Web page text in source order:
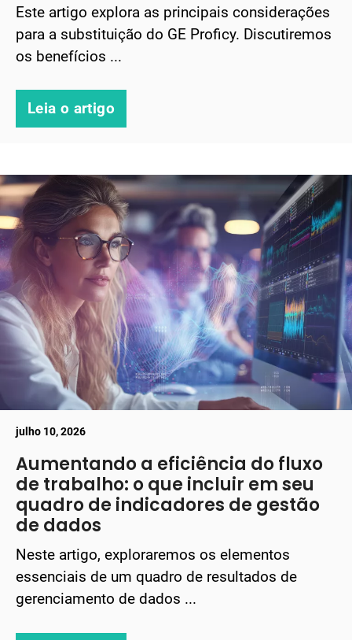
Este artigo explora as principais considerações
para a substituição do GE Proficy. Discutiremos
os benefícios ...
Leia o artigo
julho 10, 2026
Aumentando a eficiência do fluxo
de trabalho: o que incluir em seu
quadro de indicadores de gestão
de dados
Neste artigo, exploraremos os elementos
essenciais de um quadro de resultados de
gerenciamento de dados ...